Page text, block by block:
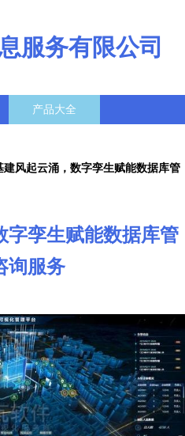
服务有限公司
产品大全
建风起云涌，数字孪生赋能数据库管
字孪生赋能数据库管
询服务